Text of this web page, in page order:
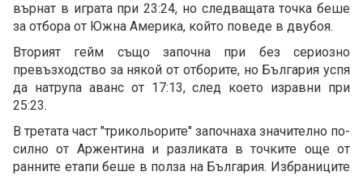
върнат в играта при 23:24, но следващата точка беше
за отбора от Южна Америка, който поведе в двубоя.
Вторият гейм също започна при без сериозно
превъзходство за някой от отборите, но България успя
да натрупа аванс от 17:13, след което изравни при
25:23.
В третата част "трикольорите" започнаха значително по-
силно от Аржентина и разликата в точките още от
ранните етапи беше в полза на България. Избраниците